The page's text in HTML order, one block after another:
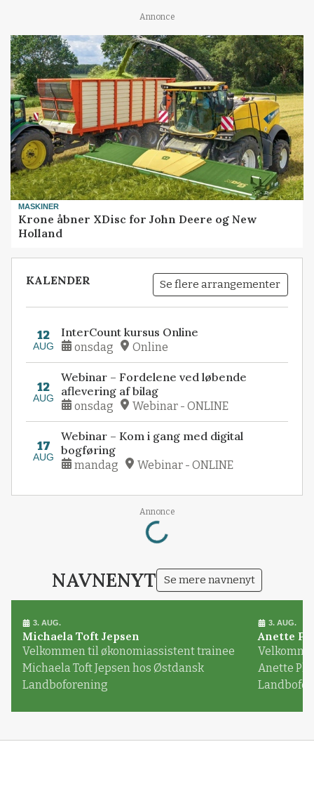
Annonce
MASKINER
Krone åbner XDisc for John Deere og New
Holland
KALENDER Se flere arrangementer
12
AUG
InterCount kursus Online
onsdag Online
12
AUG
Webinar – Fordelene ved løbende
aflevering af bilag
onsdag Webinar - ONLINE
17
AUG
Webinar – Kom i gang med digital
bogføring
mandag Webinar - ONLINE
Annonce
Loading...
NAVNENYT Se mere navnenyt
3. AUG.
Michaela Toft Jepsen
Velkommen til økonomiassistent trainee
Michaela Toft Jepsen hos Østdansk
Landboforening
3. AUG.
Anette
Anette